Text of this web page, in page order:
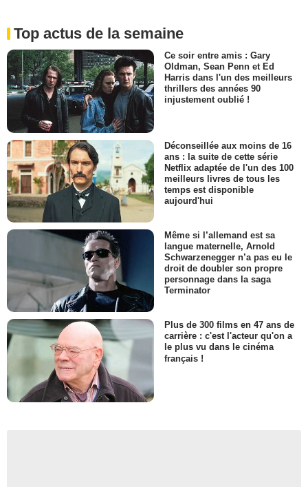
Top actus de la semaine
Ce soir entre amis : Gary
Oldman, Sean Penn et Ed
Harris dans l'un des meilleurs
thrillers des années 90
injustement oublié !
Déconseillée aux moins de 16
ans : la suite de cette série
Netflix adaptée de l'un des 100
meilleurs livres de tous les
temps est disponible
aujourd'hui
Même si l’allemand est sa
langue maternelle, Arnold
Schwarzenegger n’a pas eu le
droit de doubler son propre
personnage dans la saga
Terminator
Plus de 300 films en 47 ans de
carrière : c'est l'acteur qu'on a
le plus vu dans le cinéma
français !